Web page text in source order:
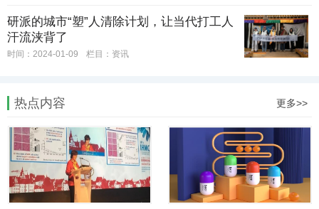
研派的城市“塑”人清除计划，让当代打工人
汗流浃背了
时间：2024-01-09 栏目： 资讯
热点内容 更多>>